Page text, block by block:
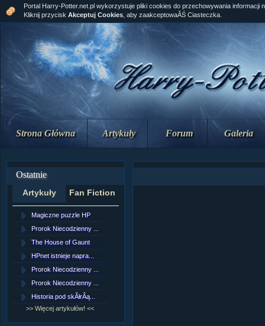
Strona Główna Artykuły Forum Galeria
Ostatnie
Artykuły Fan Fiction
Magiczne puzzle HP
Prorok Niecodzienny ...
The House of Gaunt
HPnet istnieje napra...
Prorok Niecodzienny ...
Prorok Niecodzienny ...
Historia pod skĂłrÂą...
>> Więcej artykułów! <<
Portal Harry-Potter.net.pl wykorzystuje pliki cookies do przechowywania informacji
Kliknij przycisk Akceptuj Cookies , aby zaakceptowaĂŚ Ciasteczka.